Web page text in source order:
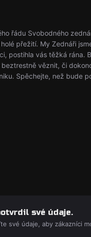
řádu Svobodného
přežití. My Zednáři
postihla vás těžká rána.
věznit, či
Spěchejte, než bude
své údaje.
své údaje, aby zákazníci